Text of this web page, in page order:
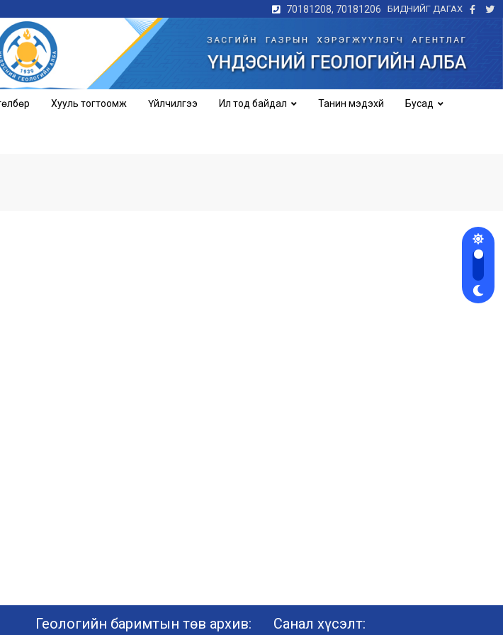
70181208, 70181206 БИДНИЙГ ДАГАХ
Хууль тогтоомж Үйлчилгээ Ил тод байдал Танин мэдэхүй Бусад
Геологийн баримтын төв архив: Санал хүсэлт: